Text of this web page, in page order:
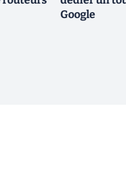
Google